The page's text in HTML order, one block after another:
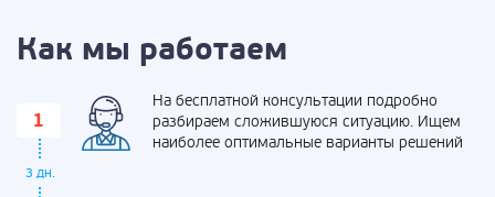
Как мы работаем
3 дн.
На бесплатной консультации подробно
разбираем сложившуюся ситуацию. Ищем
наиболее оптимальные варианты решений